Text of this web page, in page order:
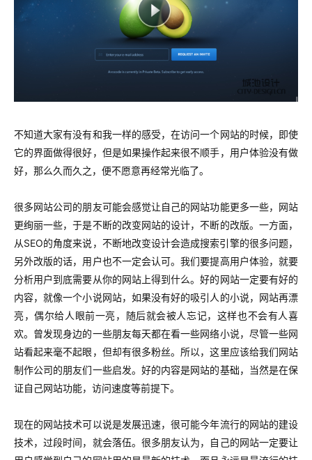
不知道大家有没有和我一样的感受，在访问一个网站的时候，即使
它的界面做得很好，但是如果操作起来很不顺手，用户体验没有做
好，那么久而久之，便不愿意再经常光临了。
很多网站公司的朋友可能会感觉让自己的网站功能更多一些，网站
更绚丽一些，于是不断的改变网站的设计，不断的改版。一方面，
从SEO的角度来说，不断地改变设计会造成搜索引擎的很多问题，
另外改版的话，用户也不一定会认可。我们要提高用户体验，就要
分析用户到底需要从你的网站上得到什么。好的网站一定要有好的
内容，就像一个小说网站，如果没有好的吸引人的小说，网站再漂
亮，偶尔给人眼前一亮，随后就会被人忘记，这样也不会有人喜
欢。曾发现身边的一些朋友每天都在看一些网络小说，尽管一些网
站看起来毫不起眼，但却有很多粉丝。所以，这里应该给我们网站
制作公司的朋友们一些启发。好的内容是网站的基础，当然是在保
证自己网站功能，访问速度等前提下。
现在的网站技术可以说是发展迅速，很可能今年流行的网站的建设
技术，过段时间，就会落伍。很多朋友认为，自己的网站一定要让